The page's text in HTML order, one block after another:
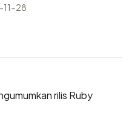
11-28
rilis Ruby